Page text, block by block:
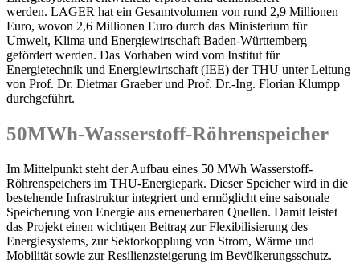
werden. LAGER hat ein Gesamtvolumen von rund 2,9 Millionen
Euro, wovon 2,6 Millionen Euro durch das Ministerium für
Umwelt, Klima und Energiewirtschaft Baden-Württemberg
gefördert werden. Das Vorhaben wird vom Institut für
Energietechnik und Energiewirtschaft (IEE) der THU unter Leitung
von Prof. Dr. Dietmar Graeber und Prof. Dr.-Ing. Florian Klumpp
durchgeführt.
50MWh-Wasserstoff-Röhrenspeicher
Im Mittelpunkt steht der Aufbau eines 50 MWh Wasserstoff-
Röhrenspeichers im THU-Energiepark. Dieser Speicher wird in die
bestehende Infrastruktur integriert und ermöglicht eine saisonale
Speicherung von Energie aus erneuerbaren Quellen. Damit leistet
das Projekt einen wichtigen Beitrag zur Flexibilisierung des
Energiesystems, zur Sektorkopplung von Strom, Wärme und
Mobilität sowie zur Resilienzsteigerung im Bevölkerungsschutz.